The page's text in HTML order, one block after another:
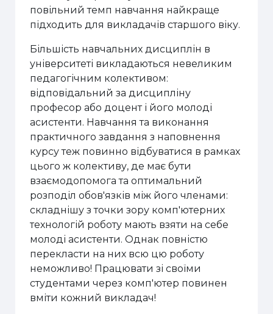
повільний темп навчання найкраще
підходить для викладачів старшого віку.
Більшість навчальних дисциплін в
університеті викладаються невеликим
педагогічним колективом:
відповідальний за дисципліну
професор або доцент і його молоді
асистенти. Навчання та виконання
практичного завдання з наповнення
курсу теж повинно відбуватися в рамках
цього ж колективу, де має бути
взаємодопомога та оптимальний
розподіл обов'язків між його членами:
складнішу з точки зору комп'ютерних
технологій роботу мають взяти на себе
молоді асистенти. Однак повністю
перекласти на них всю цю роботу
неможливо! Працювати зі своїми
студентами через комп'ютер повинен
вміти кожний викладач!